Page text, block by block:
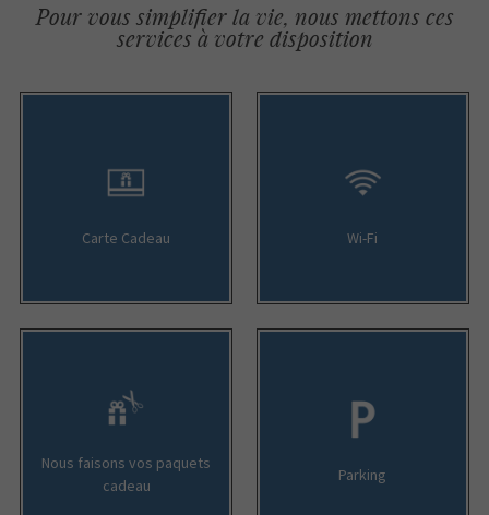
Pour vous simplifier la vie, nous mettons ces
services à votre disposition
Carte Cadeau Wi-Fi
Nous faisons vos paquets
cadeau
Parking